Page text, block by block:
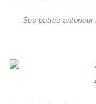
Ses pattes antérieur